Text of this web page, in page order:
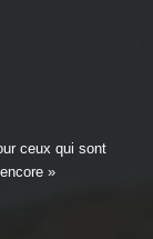
ceux qui sont
»